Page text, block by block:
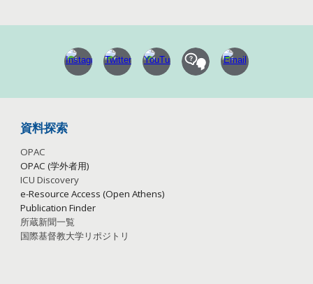
資料探索
OPAC
OPAC (学外者用)
ICU Discovery
e-Resource Access (Open Athens)
Publication Finder
所蔵新聞一覧
国際基督教大学リポジトリ